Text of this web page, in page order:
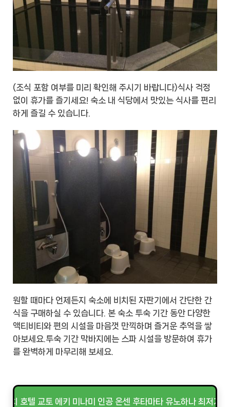
(조식 포함 여부를 미리 확인해 주시기 바랍니다)식사 걱정
없이 휴가를 즐기세요! 숙소 내 식당에서 맛있는 식사를 편리
하게 즐길 수 있습니다.
원할 때마다 언제든지 숙소에 비치된 자판기에서 간단한 간
식을 구매하실 수 있습니다. 본 숙소 투숙 기간 동안 다양한
액티비티와 편의 시설을 마음껏 만끽하며 즐거운 추억을 쌓
아보세요.투숙 기간 막바지에는 스파 시설을 방문하여 휴가
를 완벽하게 마무리해 보세요.
리치 호텔 교토 에키 미나미 인공 온센 후타마타 유노하나 최저가